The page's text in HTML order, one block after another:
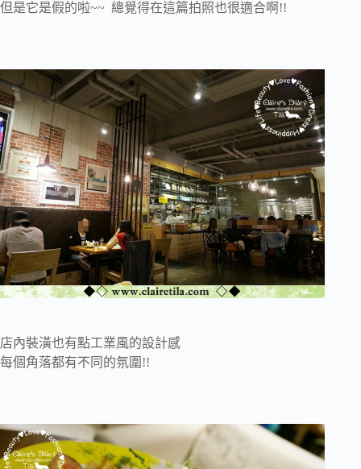
但是它是假的啦~~ 總覺得在這篇拍照也很適合啊!!
店內裝潢也有點工業風的設計感
每個角落都有不同的氛圍!!